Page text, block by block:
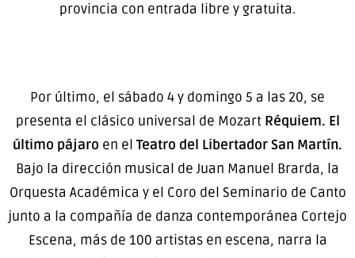
provincia con entrada libre y gratuita.
Por último, el sábado 4 y domingo 5 a las 20, se
presenta el clásico universal de MozartRéquiem. El
último pájaro en elTeatro del Libertador San Martín.
Bajo la dirección musical de Juan Manuel Brarda, la
Orquesta Académica y el Coro del Seminario de Canto
junto a la compañía de danza contemporánea Cortejo
Escena, más de 100 artistas en escena, narra la